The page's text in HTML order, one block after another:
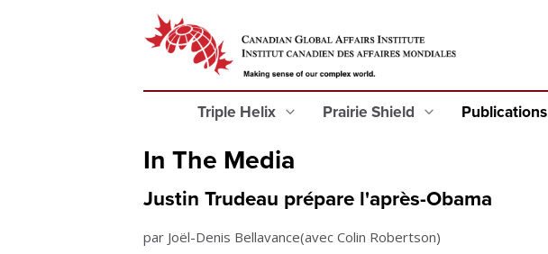
Triple Helix Prairie Shield Publications
In The Media
Justin Trudeau prépare l'après-Obama
par Joël-Denis Bellavance(avec Colin Robertson)